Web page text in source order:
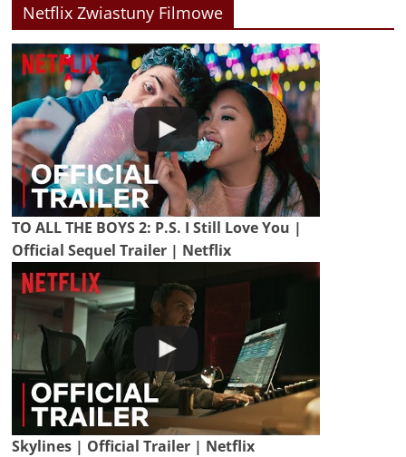
Netflix Zwiastuny Filmowe
TO ALL THE BOYS 2: P.S. I Still Love You |
Official Sequel Trailer | Netflix
Skylines | Official Trailer | Netflix